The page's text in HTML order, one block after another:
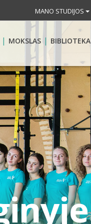
MANO STUDIJOS
MOKSLAS BIBLIOTEKA